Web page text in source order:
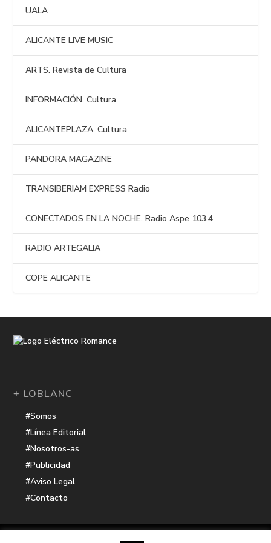
UALA
ALICANTE LIVE MUSIC
ARTS. Revista de Cultura
INFORMACIÓN. Cultura
ALICANTEPLAZA. Cultura
PANDORA MAGAZINE
TRANSIBERIAM EXPRESS Radio
CONECTADOS EN LA NOCHE. Radio Aspe 103.4
RADIO ARTEGALIA
COPE ALICANTE
+ LOBLANC
#Somos
#Línea Editorial
#Nosotros-as
#Publicidad
#Aviso Legal
#Contacto
Electrico Romance